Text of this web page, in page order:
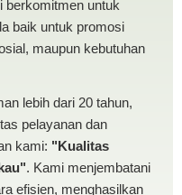
berkomitmen untuk
baik untuk promosi
maupun kebutuhan
lebih dari 20 tahun,
pelayanan dan
kami: "Kualitas
. Kami menjembatani
efisien, menghasilkan